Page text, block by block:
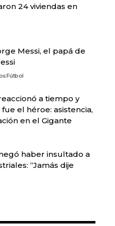
24 viviendas en
Messi, el papá de
Fútbol
a tiempo y
el héroe: asistencia,
en el Gigante
haber insultado a
“Jamás dije